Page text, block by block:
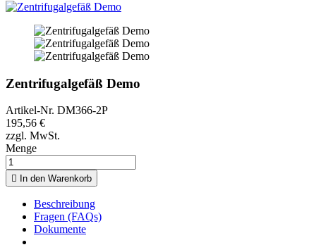
Zentrifugalgefäß Demo
Artikel-Nr. DM366-2P
195,56 €
zzgl. MwSt.
Menge
 In den Warenkorb
Beschreibung
Fragen (FAQs)
Dokumente